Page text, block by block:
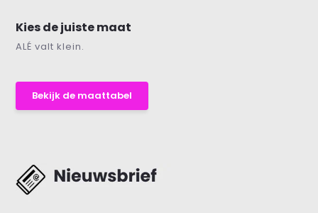
Kies de juiste maat
ALÉ valt klein.
Bekijk de maattabel